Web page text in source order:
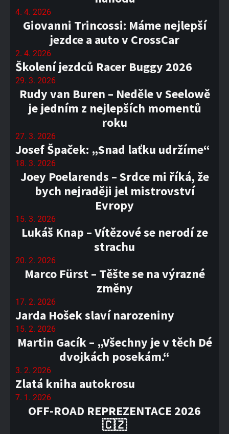
4. 4. 2026
Giovanni Trincossi: Máme nejlepší
jezdce a auto v CrossCar
2. 4. 2026
Školení jezdců Racer Buggy 2026
29. 3. 2026
Rudy van Buren – Neděle v Seelowě
je jedním z nejlepších momentů
roku
27. 3. 2026
Josef Špaček: „Snad laťku udržíme“
18. 3. 2026
Joey Poelarends – Srdce mi říká, že
bych nejraději jel mistrovství
Evropy
15. 3. 2026
Lukáš Knap – Vítězové se nerodí ze
strachu
20. 2. 2026
Marco Fürst – Těšte se na výrazné
změny
17. 2. 2026
Jarda Hošek slaví narozeniny
15. 2. 2026
Martin Gacík – „Všechny je v těch Dé
dvojkách posekám.“
3. 2. 2026
Zlatá kniha autokrosu
7. 1. 2026
OFF-ROAD REPREZENTACE 2026
🇨🇿